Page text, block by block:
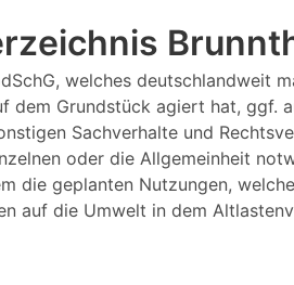
welches deutschlandweit
dem Grundstück agiert hat, ggf.
Sachverhalte und
oder die Allgemeinheit
die geplanten Nutzungen,
auf die Umwelt in dem